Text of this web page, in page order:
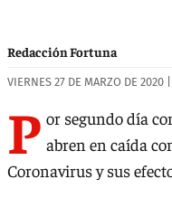
Redacción Fortuna
VIERNES 27 DE MARZO DE 2020
P or segundo día
abren en caída
Coronavirus y sus